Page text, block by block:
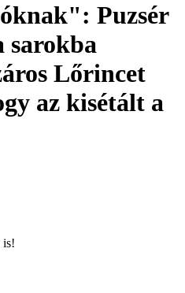
Puzsér
sarokba
Lőrincet
az kisétált a
is!